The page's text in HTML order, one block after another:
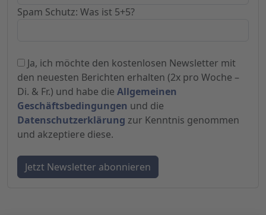
Spam Schutz: Was ist 5+5?
Ja, ich möchte den kostenlosen Newsletter mit
den neuesten Berichten erhalten (2x pro Woche –
Di. & Fr.) und habe die Allgemeinen
Geschäftsbedingungen und die
Datenschutzerklärung zur Kenntnis genommen
und akzeptiere diese.